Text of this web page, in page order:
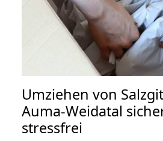
Umziehen von
Auma-Weidatal
stressfrei